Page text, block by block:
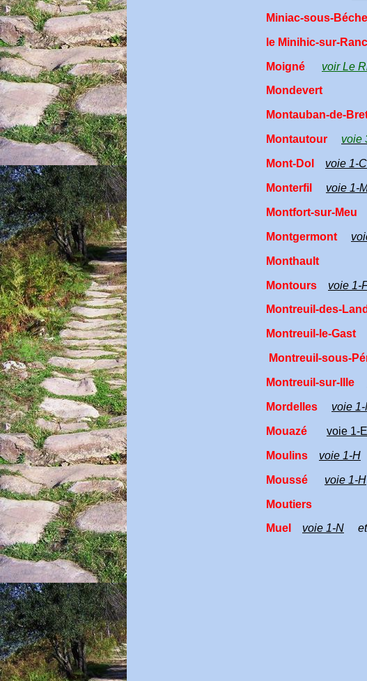
Miniac-sous-
le Minihic-sur-
Moigné voir Le
Mondevert
Montauban-de-
Montautour voie
Mont-Dol voie 1-C
Monterfil voie 1-
Montfort-sur-Meu
Montgermont
Monthault
Montours voie 1-
Montreuil-des-
Montreuil-le-Gast
Montreuil-sous-
Montreuil-sur-Ille
Mordelles voie 1-
Mouazé voie 1-E
Moulins voie 1-H
Moussé voie 1-H
Moutiers
Muel voie 1-N et